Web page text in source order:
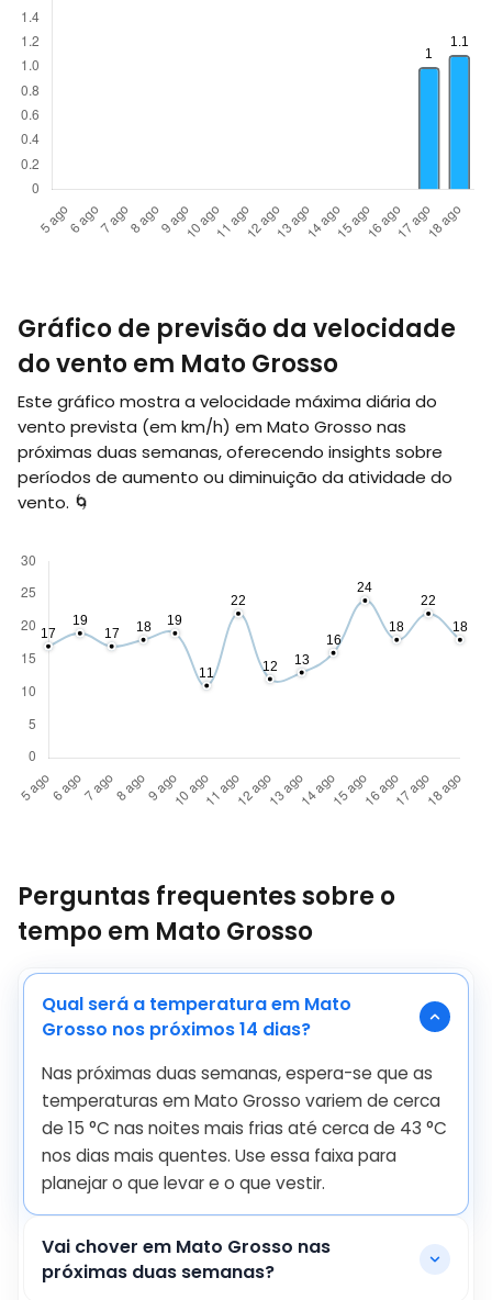
Gráfico de previsão da velocidade
do vento em Mato Grosso
Este gráfico mostra a velocidade máxima diária do
vento prevista (em km/h) em Mato Grosso nas
próximas duas semanas, oferecendo insights sobre
períodos de aumento ou diminuição da atividade do
vento. 🌀
Perguntas frequentes sobre o
tempo em Mato Grosso
Qual será a temperatura em Mato
Grosso nos próximos 14 dias?
Nas próximas duas semanas, espera-se que as
temperaturas em Mato Grosso variem de cerca
de 15 °C nas noites mais frias até cerca de 43 °C
nos dias mais quentes. Use essa faixa para
planejar o que levar e o que vestir.
Vai chover em Mato Grosso nas
próximas duas semanas?